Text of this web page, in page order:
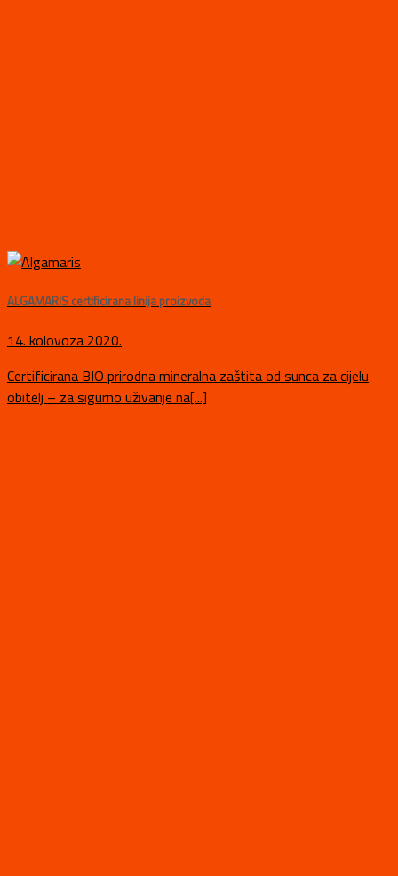
ALGAMARIS certificirana linija proizvoda
14. kolovoza 2020.
Certificirana BIO prirodna mineralna zaštita od sunca za cijelu
obitelj – za sigurno uživanje na[...]